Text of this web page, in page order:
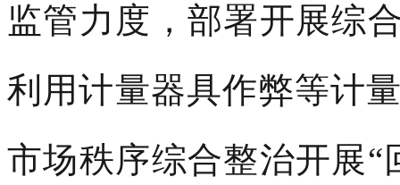
监管力度，部署开展综
利用计量器具作弊等计
市场秩序综合整治开展